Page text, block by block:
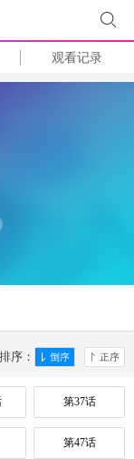
观看记录
排序：
第37话
第47话